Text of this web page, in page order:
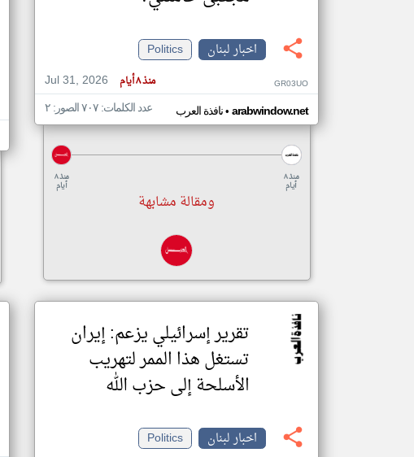
اخبار لبنان
Politics
Jul 31, 2026
منذ ٨ أيام GR03UO
نافذة العرب• arabwindow.net عدد الكلمات: ٧٠٧ الصور: ٢
منذ ٨
أيام
منذ ٨
أيام
ومقالة مشابهة
تقرير إسرائيلي يزعم: إيران
تستغل هذا الممر لتهريب
الأسلحة إلى حزب الله
اخبار لبنان
Politics